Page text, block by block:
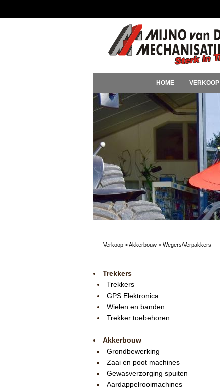
HOME VERKOOP
Verkoop>Akkerbouw> Wegers/Verpakkers
Trekkers
Trekkers
GPS Elektronica
Wielen en banden
Trekker toebehoren
Akkerbouw
Grondbewerking
Zaai en poot machines
Gewasverzorging spuiten
Aardappelrooimachines